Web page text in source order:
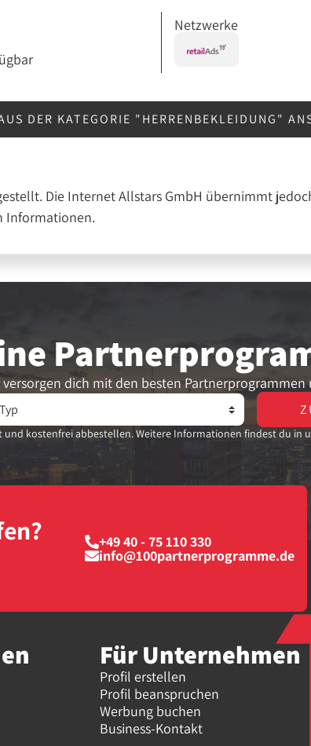
Netzwerke
DER KATEGORIE "HERRENBEKLEIDUNG"
Die Internet Allstars GmbH übernimmt
Informationen.
dich mit den besten
kostenfrei abbestellen. Weitere Informationen findest du in
+49 40 - 75 110 330
info@100partnerprogramme.de
Für Unternehmen
Profil erstellen
Profil beanspruchen
Werbung buchen
Business-Kontakt